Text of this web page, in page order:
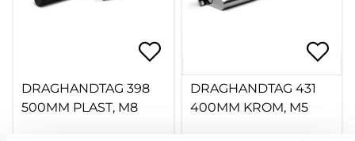
DRAGHANDTAG 398
500MM PLAST, M8
DRAGHANDTAG 431
400MM KROM, M5